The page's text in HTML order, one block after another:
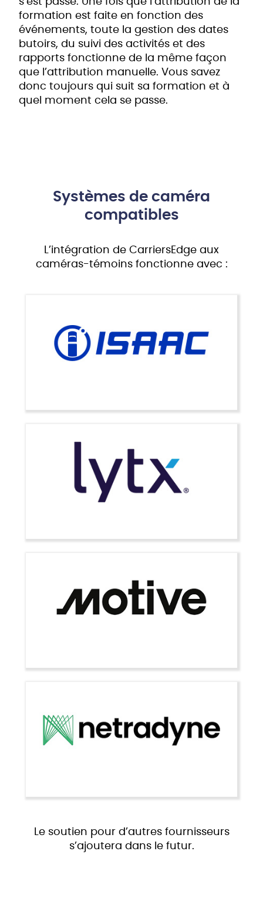
formation est faite en fonction des
événements, toute la gestion des dates
butoirs, du suivi des activités et des
rapports fonctionne de la même façon
que l’attribution manuelle. Vous savez
donc toujours qui suit sa formation et à
quel moment cela se passe.
Systèmes de caméra
compatibles
L’intégration de CarriersEdge aux
caméras-témoins fonctionne avec :
Le soutien pour d’autres fournisseurs
s’ajoutera dans le futur.